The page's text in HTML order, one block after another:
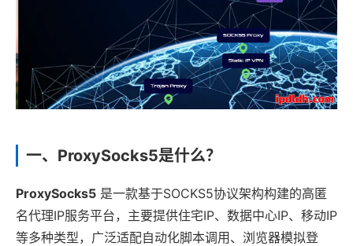
一、ProxySocks5是什么？
ProxySocks5 是一款基于SOCKS5协议架构构建的高匿
名代理IP服务平台，主要提供住宅IP、数据中心IP、移动IP
等多种类型，广泛适配自动化脚本调用、浏览器模拟登